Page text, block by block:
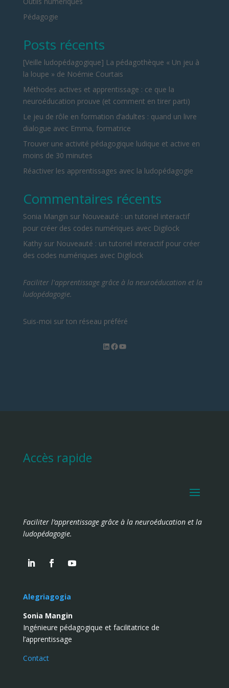
Pédagogie
Posts récents
[Veille ludopédagogique] La pédagothèque « Un jeu à
la loupe » de Noémie Courtais
Méthodes actives et apprentissage : ce que la
neuroéducation prouve (et comment en tirer parti)
Le jeu de rôle en formation d’adultes : quand un livre
dialogue avec Emma, formatrice
Trouver une activité pédagogique ludique et active en
moins de 30 minutes
Réactiver les apprentissages avec la ludopédagogie
Commentaires récents
Sonia Mangin sur Nouveauté : un tutoriel interactif
pour créer des codes numériques avec Digilock
Kathysur Nouveauté : un tutoriel interactif pour créer
des codes numériques avec Digilock
Faciliter l'apprentissage grâce à la neuroéducation et la
ludopédagogie.
Suis-moi sur ton réseau préféré
LinkedIn
Facebook
YouTube
Accès rapide
Faciliter l’apprentissage grâce à la neuroéducation et la
ludopédagogie.
Alegriagogia
Sonia Mangin
Ingénieure pédagogique et facilitatrice de
l’apprentissage
Contact